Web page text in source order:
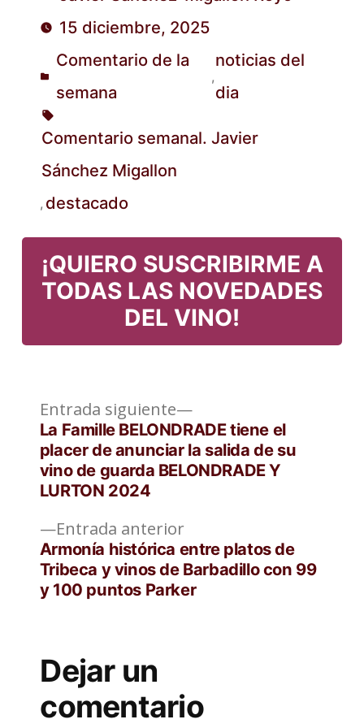
Publicado
por 15 diciembre, 2025
Publicado
en
Comentario de la
semana
,
noticias del
dia
Etiquetas:
Comentario semanal. Javier
Sánchez Migallon
, destacado
¡QUIERO SUSCRIBIRME A
TODAS LAS NOVEDADES
DEL VINO!
Navegación
de
entradas
Entrada anteriorEntrada
anterior:
Armonía histórica entre platos de
Tribeca y vinos de Barbadillo con 99
y 100 puntos Parker
Entrada siguiente
Entrada
siguiente:
La Famille BELONDRADE tiene el
placer de anunciar la salida de su
vino de guarda BELONDRADE Y
LURTON 2024
Dejar un
comentario